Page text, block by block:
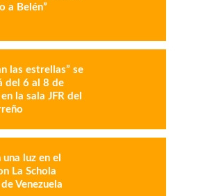
a Belén”
las estrellas” se
del 6 al 8 de
la sala JFR del
luz en el
La Schola
Venezuela